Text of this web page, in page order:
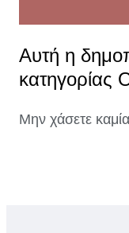
Αυτή η
κατηγορίας
Μην χάσετε